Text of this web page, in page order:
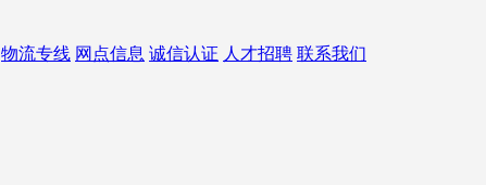
物流专线 网点信息 诚信认证 人才招聘 联系我们